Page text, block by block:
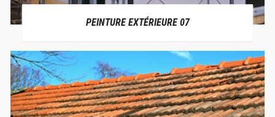
PEINTURE EXTÉRIEURE 07